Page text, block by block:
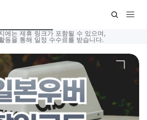
에는 제휴 링크가 포함될 수 있으며,
동을 통해 일정 수수료를 받습니다.